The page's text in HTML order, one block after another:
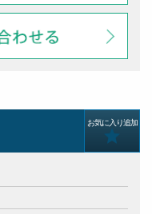
お気に入り追加